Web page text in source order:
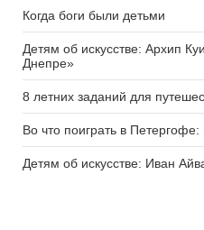
Когда боги были детьми
Детям об искусстве: Архип
Днепре»
8 летних заданий для
Во что поиграть в
Детям об искусстве: Иван